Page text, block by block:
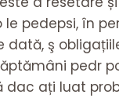
pedepsi, în
ş
pedr
ați luat